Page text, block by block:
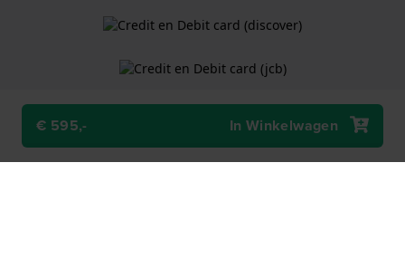
€ 595,- In Winkelwagen